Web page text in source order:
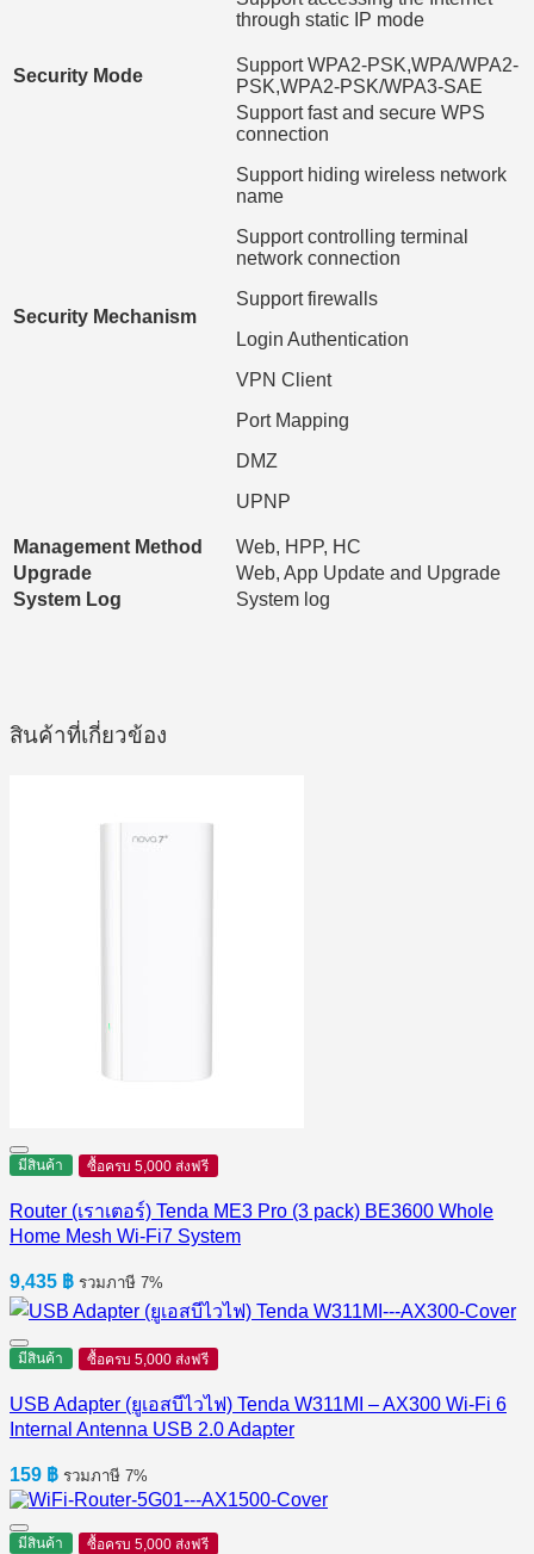
through static IP mode
Security Mode
Support WPA2-PSK,WPA/WPA2-
PSK,WPA2-PSK/WPA3-SAE
Security Mechanism
Support fast and secure WPS
connection
Support hiding wireless network
name
Support controlling terminal
network connection
Support firewalls
Login Authentication
VPN Client
Port Mapping
DMZ
UPNP
Management Method
Web, HPP, HC
Upgrade
Web, App Update and Upgrade
System Log
System log
สินค้าที่เกี่ยวข้อง
มีสินค้า ซื้อครบ 5,000 ส่งฟรี
Router (เราเตอร์) Tenda ME3 Pro (3 pack) BE3600 Whole
Home Mesh Wi-Fi7 System
9,435 ฿ รวมภาษี 7%
มีสินค้า ซื้อครบ 5,000 ส่งฟรี
USB Adapter (ยูเอสบีไวไฟ) Tenda W311MI – AX300 Wi-Fi 6
Internal Antenna USB 2.0 Adapter
159 ฿ รวมภาษี 7%
มีสินค้า ซื้อครบ 5,000 ส่งฟรี